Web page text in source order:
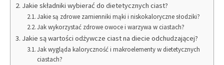
Jakie składniki wybierać do dietetycznych ciast?
Jakie są zdrowe zamienniki mąki i niskokaloryczne słodziki?
Jak wykorzystać zdrowe owoce i warzywa w ciastach?
Jakie są wartości odżywcze ciast na diecie odchudzającej?
Jak wygląda kaloryczność i makroelementy w dietetycznych
ciastach?